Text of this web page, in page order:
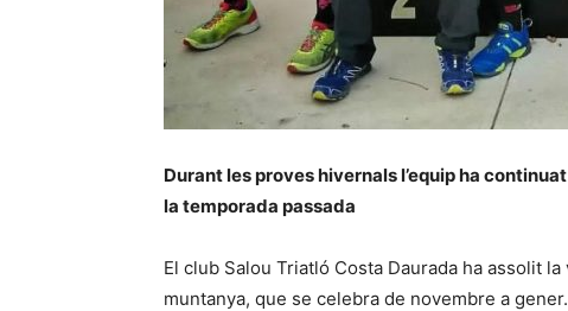
Durant les proves hivernals l’equip ha
la temporada passada
El club Salou Triatló Costa Daurada ha assolit
muntanya, que se celebra de novembre a